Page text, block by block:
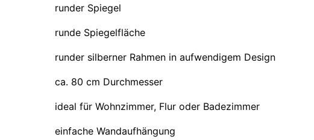
runder Spiegel
runde Spiegelfläche
runder silberner Rahmen in aufwendigem Design
ca. 80 cm Durchmesser
ideal für Wohnzimmer, Flur oder Badezimmer
einfache Wandaufhängung